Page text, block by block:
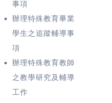
事項
辦理特殊教育畢業
學生之追蹤輔導事
項
辦理特殊教育教師
之教學研究及輔導
工作